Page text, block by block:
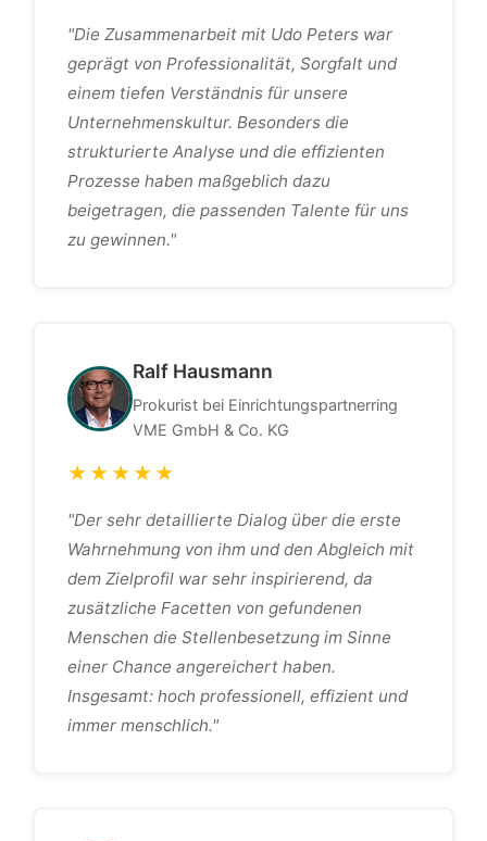
"Die Zusammenarbeit mit Udo Peters war
geprägt von Professionalität, Sorgfalt und
einem tiefen Verständnis für unsere
Unternehmenskultur. Besonders die
strukturierte Analyse und die effizienten
Prozesse haben maßgeblich dazu
beigetragen, die passenden Talente für uns
zu gewinnen."
Ralf Hausmann
Prokurist bei Einrichtungspartnerring
VME GmbH & Co. KG
★★★★★
"Der sehr detaillierte Dialog über die erste
Wahrnehmung von ihm und den Abgleich mit
dem Zielprofil war sehr inspirierend, da
zusätzliche Facetten von gefundenen
Menschen die Stellenbesetzung im Sinne
einer Chance angereichert haben.
Insgesamt: hoch professionell, effizient und
immer menschlich."